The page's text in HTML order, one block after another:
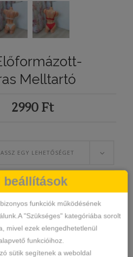
Melltartó
2990 Ft
EGY LEHETŐSÉGET
EGY LEHETŐSÉGET
KOSÁRBA TESZEM
beállítások
funkciók működésének
"Szükséges" kategóriába sorolt
mivel ezek elengedhetetlenül
funkcióihoz.
sütik segítenek a weboldal